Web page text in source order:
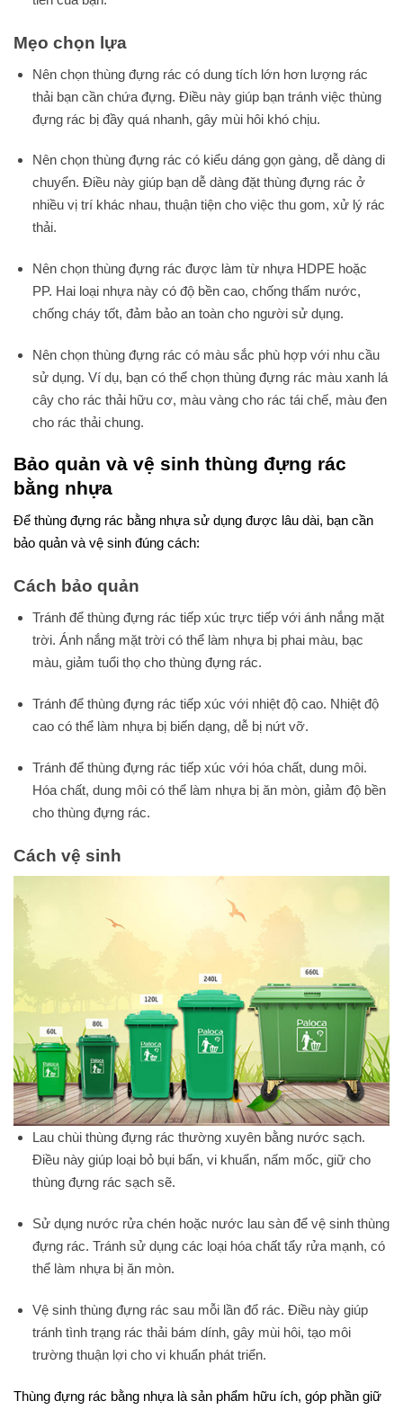
Mẹo chọn lựa
Nên chọn thùng đựng rác có dung tích lớn hơn lượng rác
thải bạn cần chứa đựng. Điều này giúp bạn tránh việc thùng
đựng rác bị đầy quá nhanh, gây mùi hôi khó chịu.
Nên chọn thùng đựng rác có kiểu dáng gọn gàng, dễ dàng di
chuyển. Điều này giúp bạn dễ dàng đặt thùng đựng rác ở
nhiều vị trí khác nhau, thuận tiện cho việc thu gom, xử lý rác
thải.
Nên chọn thùng đựng rác được làm từ nhựa HDPE hoặc
PP. Hai loại nhựa này có độ bền cao, chống thấm nước,
chống cháy tốt, đảm bảo an toàn cho người sử dụng.
Nên chọn thùng đựng rác có màu sắc phù hợp với nhu cầu
sử dụng. Ví dụ, bạn có thể chọn thùng đựng rác màu xanh lá
cây cho rác thải hữu cơ, màu vàng cho rác tái chế, màu đen
cho rác thải chung.
Bảo quản và vệ sinh thùng đựng rác
bằng nhựa
Để thùng đựng rác bằng nhựa sử dụng được lâu dài, bạn cần
bảo quản và vệ sinh đúng cách:
Cách bảo quản
Tránh để thùng đựng rác tiếp xúc trực tiếp với ánh nắng mặt
trời. Ánh nắng mặt trời có thể làm nhựa bị phai màu, bạc
màu, giảm tuổi thọ cho thùng đựng rác.
Tránh để thùng đựng rác tiếp xúc với nhiệt độ cao. Nhiệt độ
cao có thể làm nhựa bị biến dạng, dễ bị nứt vỡ.
Tránh để thùng đựng rác tiếp xúc với hóa chất, dung môi.
Hóa chất, dung môi có thể làm nhựa bị ăn mòn, giảm độ bền
cho thùng đựng rác.
Cách vệ sinh
Lau chùi thùng đựng rác thường xuyên bằng nước sạch.
Điều này giúp loại bỏ bụi bẩn, vi khuẩn, nấm mốc, giữ cho
thùng đựng rác sạch sẽ.
Sử dụng nước rửa chén hoặc nước lau sàn để vệ sinh thùng
đựng rác. Tránh sử dụng các loại hóa chất tẩy rửa mạnh, có
thể làm nhựa bị ăn mòn.
Vệ sinh thùng đựng rác sau mỗi lần đổ rác. Điều này giúp
tránh tình trạng rác thải bám dính, gây mùi hôi, tạo môi
trường thuận lợi cho vi khuẩn phát triển.
Thùng đựng rác bằng nhựa là sản phẩm hữu ích, góp phần giữ